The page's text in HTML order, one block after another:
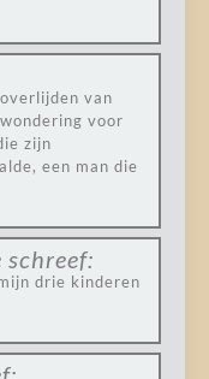
van
voor
zijn
een man die
schreef:
drie kinderen